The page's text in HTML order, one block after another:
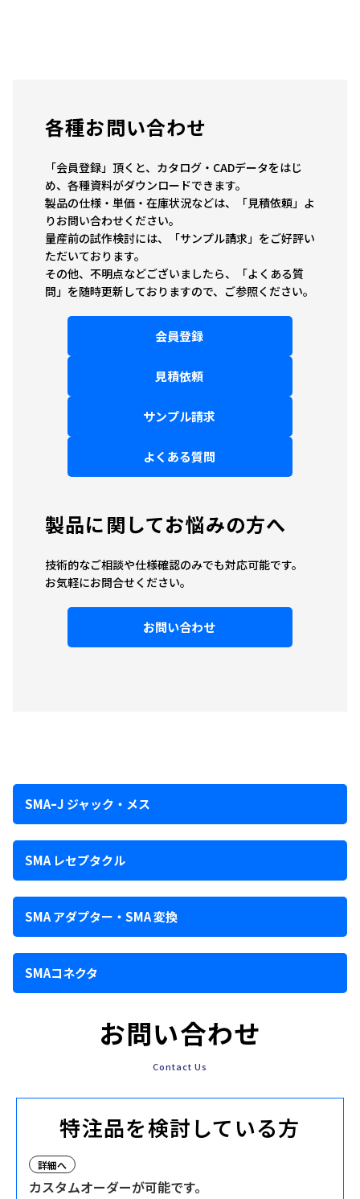
各種お問い合わせ
「会員登録」頂くと、カタログ・CADデータをはじ
め、各種資料がダウンロードできます。
製品の仕様・単価・在庫状況などは、「見積依頼」よ
りお問い合わせください。
量産前の試作検討には、「サンプル請求」をご好評い
ただいております。
その他、不明点などございましたら、「よくある質
問」を随時更新しておりますので、ご参照ください。
会員登録
見積依頼
サンプル請求
よくある質問
製品に関してお悩みの方へ
技術的なご相談や仕様確認のみでも対応可能です。
お気軽にお問合せください。
お問い合わせ
SMAｰJ ジャック・メス
SMA レセプタクル
SMA アダプター・SMA 変換
SMAコネクタ
お問い合わせ
Contact Us
特注品を検討している方
詳細へ
カスタムオーダーが可能です。